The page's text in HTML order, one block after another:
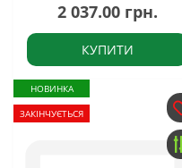
2 037.00 грн.
КУПИТИ
НОВИНКА
ЗАКІНЧУЄТЬСЯ